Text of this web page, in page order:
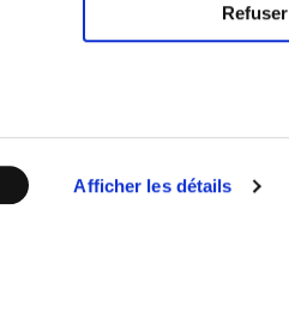
Afficher les détails
Refuser